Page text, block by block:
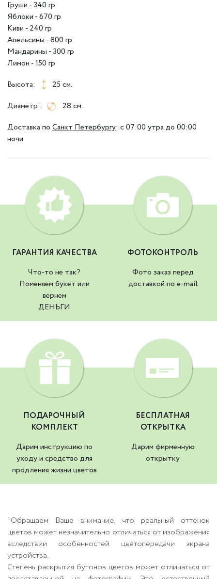
Груши - 340 гр
Яблоки - 670 гр
Киви - 240 гр
Апельсины - 800 гр
Мандарины - 300 гр
Лимон - 150 гр
Высота:
25 см.
Диаметр:
28 см.
Доставка по Санкт Петербургу: с 07:00 утра до 00:00
ночи
ГАРАНТИЯ КАЧЕСТВА
Что-то не так?
Поменяем букет или
вернем
ДЕНЬГИ
ФОТОКОНТРОЛЬ
Фото заказ перед
доставкой по e-mail
ПОДАРОЧНЫЙ
КОМПЛЕКТ
Дарим инструкцию по
уходу и средство для
продления жизни цветов
БЕСПЛАТНАЯ
ОТКРЫТКА
Дарим фирменную
открытку
*Обращаем Ваше внимание, что реальный оттенок
цветов может незначительно отличаться от изображения
вследствии особенностей цветопередачи экрана
устройства.
Степень раскрытия бутонов цветов может отличаться от